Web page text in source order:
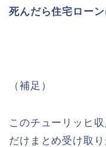
死んだら住宅ローン
（補足）
このチューリッヒ
だけまとめ受け取